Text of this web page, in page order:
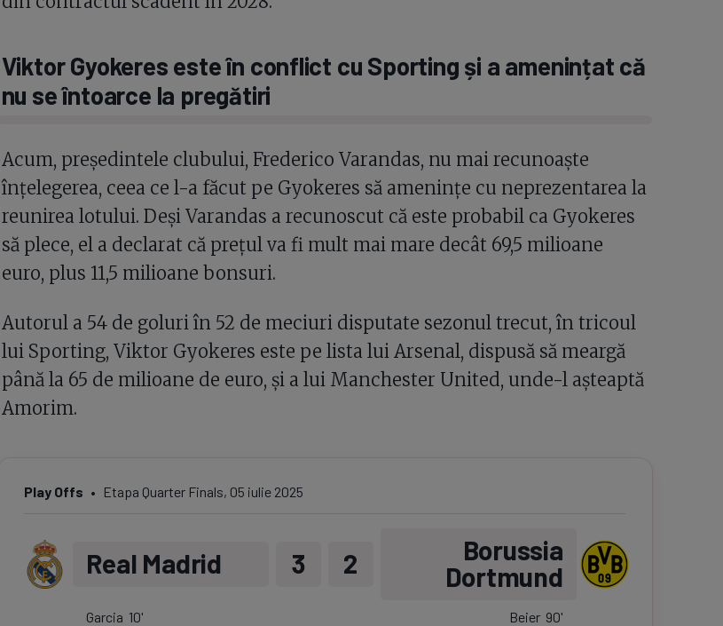
Viktor Gyokeres este în conflict cu Sporting și a amenințat că
nu se întoarce la pregătiri
Acum, președintele clubului, Frederico Varandas, nu mai recunoaște
înțelegerea, ceea ce l-a făcut pe Gyokeres să amenințe cu neprezentarea la
reunirea lotului. Deși Varandas a recunoscut că este probabil ca Gyokeres
să plece, el a declarat că prețul va fi mult mai mare decât 69,5 milioane
euro, plus 11,5 milioane bonsuri.
Autorul a 54 de goluri în 52 de meciuri disputate sezonul trecut, în tricoul
lui Sporting, Viktor Gyokeres este pe lista lui Arsenal, dispusă să meargă
până la 65 de milioane de euro, și a lui Manchester United, unde-l așteaptă
Amorim.
Play Offs Etapa Quarter Finals, 05 iulie 2025
Garcia 10'
Real Madrid 3
Borussia
Dortmund
2
Beier 90'